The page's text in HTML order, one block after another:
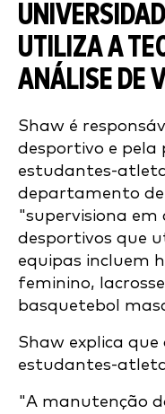
UTILIZA A
ANÁLISE DE
Shaw é
desportivo e pela
estudantes-
departamento
"supervisiona
desportivos que
equipas incluem h
feminino,
basquetebol
Shaw explica que
estudantes-
"A manutenção